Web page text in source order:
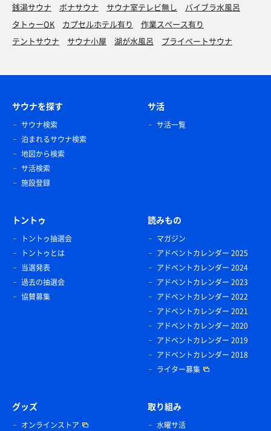
銭湯サウナ
ボナサウナ サウナ室テレビ無し
バイブラ水風呂
タトゥーOK
カプセルホテル有り
作業スペース有り
テントサウナ
サウナ小屋 湖が水風呂 プライベートサウナ
サウナを探す
サウナ検索
泊まれるサウナ検索
地図から検索
サ活検索
施設登録
サ活
サ活一覧
トントゥ
トントゥ抽選会
トントゥとは
当選発表
過去の抽選会
協賛募集
読みもの
マガジン
アドベントカレンダー 2025
アドベントカレンダー 2024
アドベントカレンダー 2023
アドベントカレンダー 2022
アドベントカレンダー 2021
アドベントカレンダー 2020
アドベントカレンダー 2019
アドベントカレンダー 2018
ライター募集
グッズ
オンラインストア
取り組み
水曜サ活